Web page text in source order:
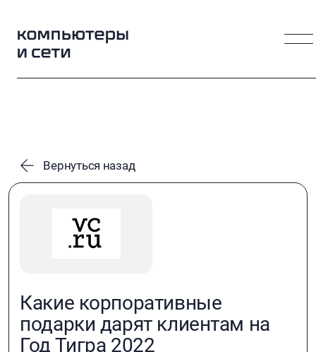
Вернуться назад
Какие корпоративные
подарки дарят клиентам на
Год Тигра 2022